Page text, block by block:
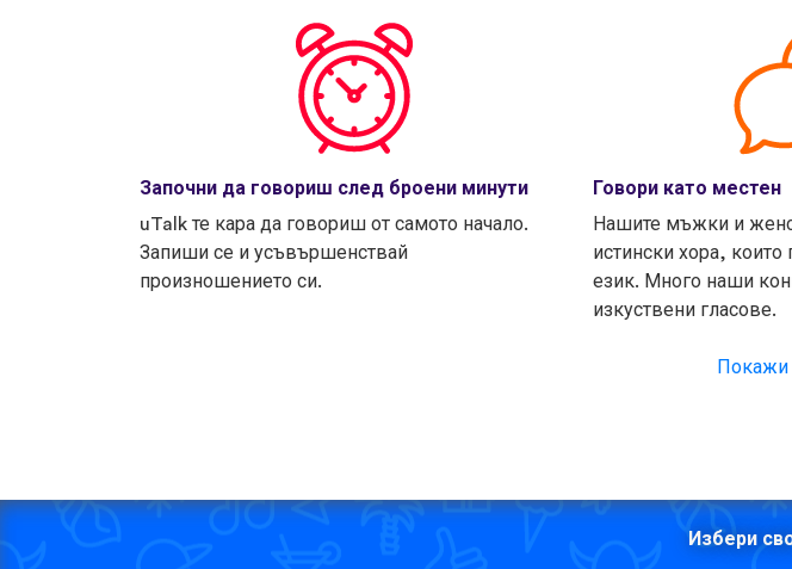
Започни да говориш след броени минути
uTalk те кара да говориш от самото начало.
Запиши се и усъвършенствай
произношението си.
Говори като местен
Нашите мъжки и
истински хора, които
език. Много наши
изкуствени гласове.
Покажи
Избери